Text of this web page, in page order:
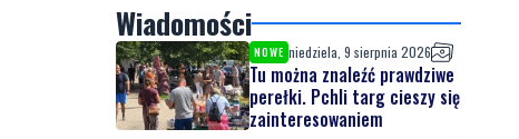
Wiadomości
NOWE niedziela, 9 sierpnia 2026
Tu można znaleźć prawdziwe
perełki. Pchli targ cieszy się
zainteresowaniem